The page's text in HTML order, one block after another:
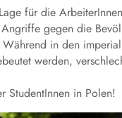
für die
gegen die
in den
werden,
StudentInnen in Polen!